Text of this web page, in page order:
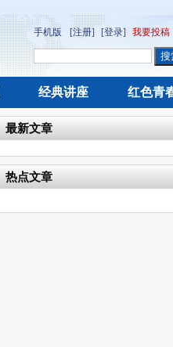
手机版 [注册] [登录] 我要投稿
经典讲座 红色青
最新文章
热点文章